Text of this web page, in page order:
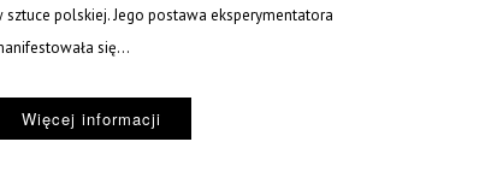
sztuce polskiej. Jego postawa eksperymentatora
się...
Więcej informacji